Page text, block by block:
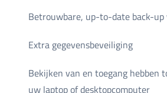
Betrouwbare, up-to-date back-
Extra gegevensbeveiliging
Bekijken van en toegang hebben
uw laptop of desktopcomputer